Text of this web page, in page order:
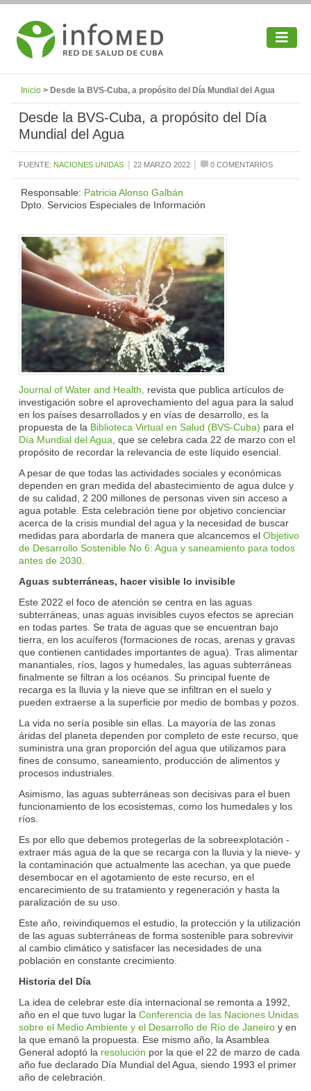
Inicio > Desde la BVS-Cuba, a propósito del Día Mundial del Agua
Desde la BVS-Cuba, a propósito del Día
Mundial del Agua
FUENTE: NACIONES UNIDAS | 22 MARZO 2022 | 0 COMENTARIOS
Responsable: Patricia Alonso Galbán
Dpto. Servicios Especiales de Información
Journal of Water and Health, revista que publica artículos de
investigación sobre el aprovechamiento del agua para la salud
en los países desarrollados y en vías de desarrollo, es la
propuesta de la Biblioteca Virtual en Salud (BVS-Cuba) para el
Día Mundial del Agua , que se celebra cada 22 de marzo con el
propósito de recordar la relevancia de este líquido esencial.
A pesar de que todas las actividades sociales y económicas
dependen en gran medida del abastecimiento de agua dulce y
de su calidad, 2 200 millones de personas viven sin acceso a
agua potable. Esta celebración tiene por objetivo concienciar
acerca de la crisis mundial del agua y la necesidad de buscar
medidas para abordarla de manera que alcancemos el Objetivo
de Desarrollo Sostenible No 6: Agua y saneamiento para todos
antes de 2030
Aguas subterráneas, hacer visible lo invisible
Este 2022 el foco de atención se centra en las aguas
subterráneas, unas aguas invisibles cuyos efectos se aprecian
en todas partes. Se trata de aguas que se encuentran bajo
tierra, en los acuíferos (formaciones de rocas, arenas y gravas
que contienen cantidades importantes de agua). Tras alimentar
manantiales, ríos, lagos y humedales, las aguas subterráneas
finalmente se filtran a los océanos. Su principal fuente de
recarga es la lluvia y la nieve que se infiltran en el suelo y
pueden extraerse a la superficie por medio de bombas y pozos.
La vida no sería posible sin ellas. La mayoría de las zonas
áridas del planeta dependen por completo de este recurso, que
suministra una gran proporción del agua que utilizamos para
fines de consumo, saneamiento, producción de alimentos y
procesos industriales.
Asimismo, las aguas subterráneas son decisivas para el buen
funcionamiento de los ecosistemas, como los humedales y los
ríos.
Es por ello que debemos protegerlas de la sobreexplotación -
extraer más agua de la que se recarga con la lluvia y la nieve- y
la contaminación que actualmente las acechan, ya que puede
desembocar en el agotamiento de este recurso, en el
encarecimiento de su tratamiento y regeneración y hasta la
paralización de su uso.
Este año, reivindiquemos el estudio, la protección y la utilización
de las aguas subterráneas de forma sostenible para sobrevivir
al cambio climático y satisfacer las necesidades de una
población en constante crecimiento.
Historia del Día
La idea de celebrar este día internacional se remonta a 1992,
año en el que tuvo lugar la Conferencia de las Naciones Unidas
sobre el Medio Ambiente y el Desarrollo de Río de Janeiro y en
la que emanó la propuesta. Ese mismo año, la Asamblea
General adoptó la resolución por la que el 22 de marzo de cada
año fue declarado Día Mundial del Agua, siendo 1993 el primer
año de celebración.